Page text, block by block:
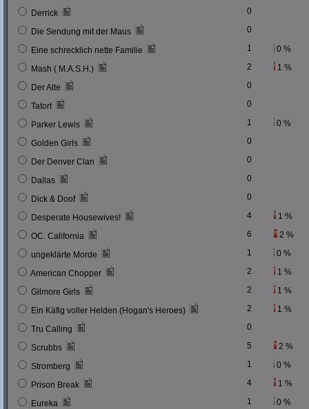
Derrick 0
Die Sendung mit der Maus 0
Eine schrecklich nette Familie 1 0 %
Mash ( M.A.S.H.) 2 1 %
Der Alte 0
Tatort 0
Parker Lewis 1 0 %
Golden Girls 0
Der Denver Clan 0
Dallas 0
Dick & Doof 0
Desperate Housewives! 4 1 %
OC. California 6 2 %
ungeklärte Morde 1 0 %
American Chopper 2 1 %
Gilmore Girls 2 1 %
Ein Käfig voller Helden (Hogan's Heroes) 2 1 %
Tru Calling 0
Scrubbs 5 2 %
Stromberg 1 0 %
Prison Break 4 1 %
Eureka 1 0 %